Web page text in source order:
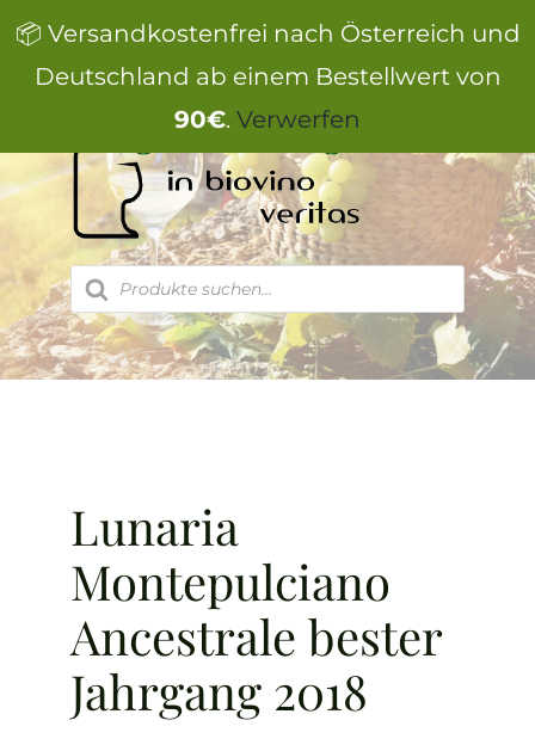
📦 Versandkostenfrei nach Österreich und
Deutschland ab einem Bestellwert von
90€. Verwerfen
Inhalt
springen
Products
search
Lunaria
Montepulciano
Ancestrale bester
Jahrgang 2018